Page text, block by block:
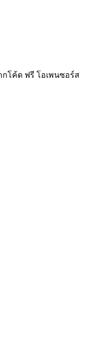
กโค้ด ฟรี โอเพนซอร์ส